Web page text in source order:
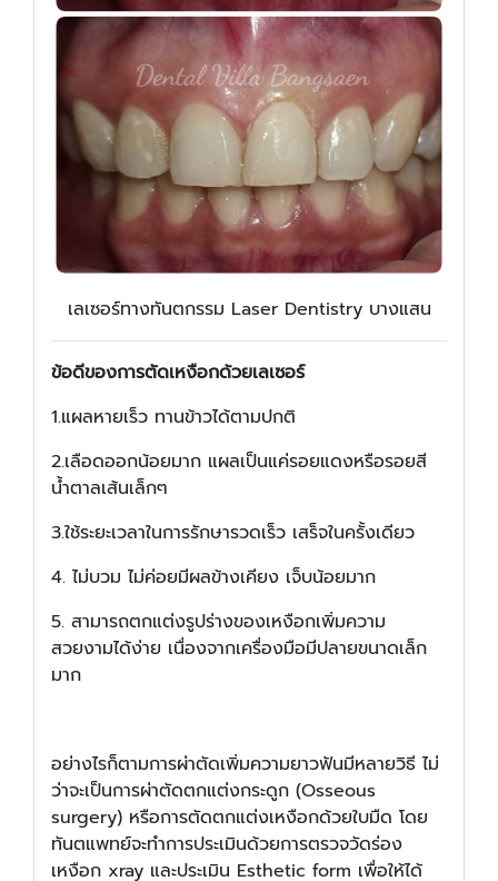
เลเซอร์ทางทันตกรรม Laser Dentistry บางแสน
ข้อดีของการตัดเหงือกด้วยเลเซอร์
1.แผลหายเร็ว ทานข้าวได้ตามปกติ
2.เลือดออกน้อยมาก แผลเป็นแค่รอยแดงหรือรอยสี
น้ำตาลเส้นเล็กๆ
3.ใช้ระยะเวลาในการรักษารวดเร็ว เสร็จในครั้งเดียว
4. ไม่บวม ไม่ค่อยมีผลข้างเคียง เจ็บน้อยมาก
5. สามารถตกแต่งรูปร่างของเหงือกเพิ่มความ
สวยงามได้ง่าย เนื่องจากเครื่องมือมีปลายขนาดเล็ก
มาก
อย่างไรก็ตามการผ่าตัดเพิ่มความยาวฟันมีหลายวิธี ไม่
ว่าจะเป็นการผ่าตัดตกแต่งกระดูก (Osseous
surgery) หรือการตัดตกแต่งเหงือกด้วยใบมืด โดย
ทันตแพทย์จะทำการประเมินด้วยการตรวจวัดร่อง
เหงือก xray และประเมิน Esthetic form เพื่อให้ได้